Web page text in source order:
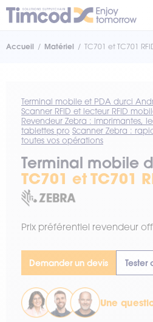
Accueil Matériel TC701 et TC701
Terminal mobile et PDA durci
Scanner RFID et lecteur RFID
Revendeur Zebra : imprimantes,
tablettes pro Scanner Zebra :
toutes vos opérations
Terminal mobile
TC701 et TC701
Prix préférentiel revendeur
Demander un devis Tester
Une